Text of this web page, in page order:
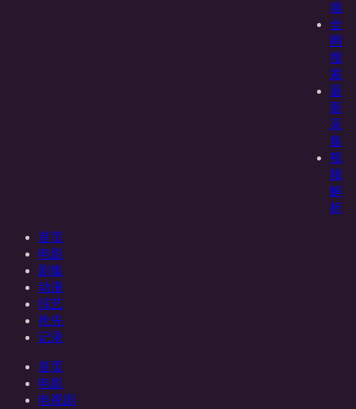
墙
全
网
搜
索
最
新
采
集
视
频
解
析
首页
电影
剧集
动漫
综艺
抢先
记录
首页
电影
电视剧